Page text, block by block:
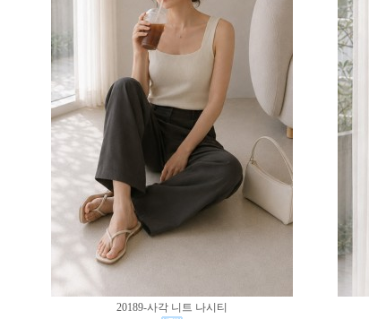
20189-사각 니트 나시티